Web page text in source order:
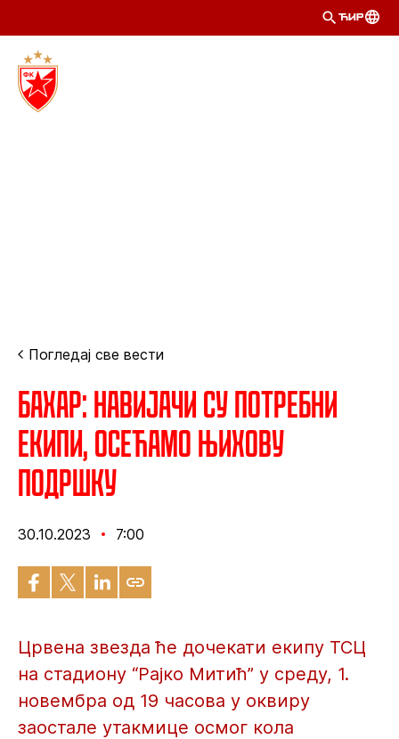
ЋИР
Погледај све вести
Бахар: Навијачи су потребни
екипи, осећамо њихову
подршку
30.10.2023 7:00
Црвена звезда ће дочекати екипу ТСЦ
на стадиону “Рајко Митић” у среду, 1.
новембра од 19 часова у оквиру
заостале утакмице осмог кола